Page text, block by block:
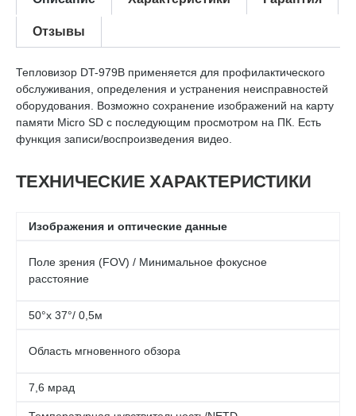
Отзывы
Тепловизор DT-979B применяется для профилактического
обслуживания, определения и устранения неисправностей
оборудования. Возможно сохранение изображений на карту
памяти Micro SD с последующим просмотром на ПК. Есть
функция записи/воспроизведения видео.
ТЕХНИЧЕСКИЕ ХАРАКТЕРИСТИКИ
Изображения и оптические данные
Поле зрения (FOV) / Минимальное фокусное
расстояние
50°x 37°/ 0,5м
Область мгновенного обзора
7,6 мрад